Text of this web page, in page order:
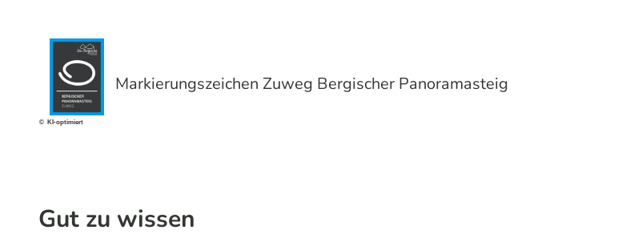
© KI-optimiert
Markierungszeichen Zuweg Bergischer Panoramasteig
Gut zu wissen